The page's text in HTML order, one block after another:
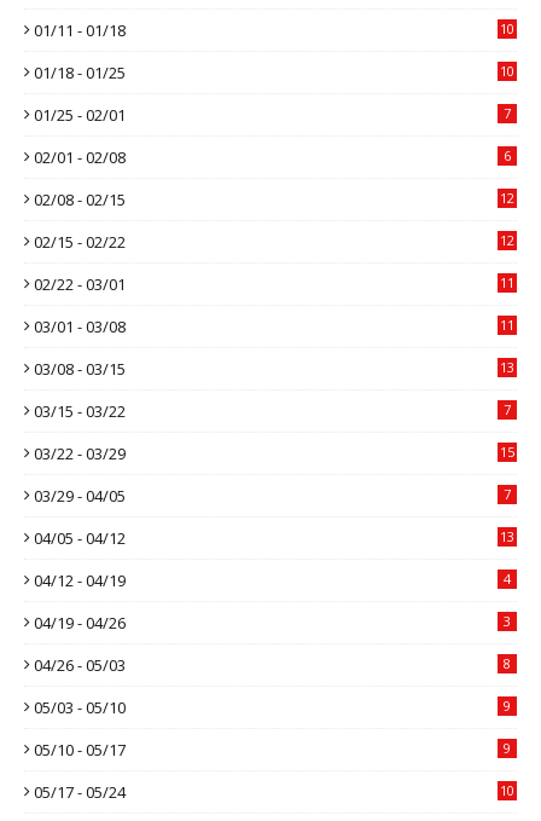
01/11 - 01/18 10
01/18 - 01/25 10
01/25 - 02/01 7
02/01 - 02/08 6
02/08 - 02/15 12
02/15 - 02/22 12
02/22 - 03/01 11
03/01 - 03/08 11
03/08 - 03/15 13
03/15 - 03/22 7
03/22 - 03/29 15
03/29 - 04/05 7
04/05 - 04/12 13
04/12 - 04/19 4
04/19 - 04/26 3
04/26 - 05/03 8
05/03 - 05/10 9
05/10 - 05/17 9
05/17 - 05/24 10